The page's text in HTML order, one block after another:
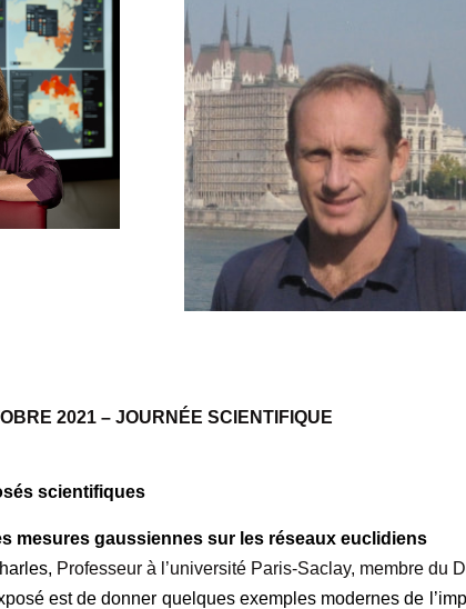
2021 – JOURNÉE SCIENTIFIQUE
scientifiques
mesures gaussiennes sur les réseaux euclidiens
Professeur à l’université Paris-Saclay, membre du
est de donner quelques exemples modernes de